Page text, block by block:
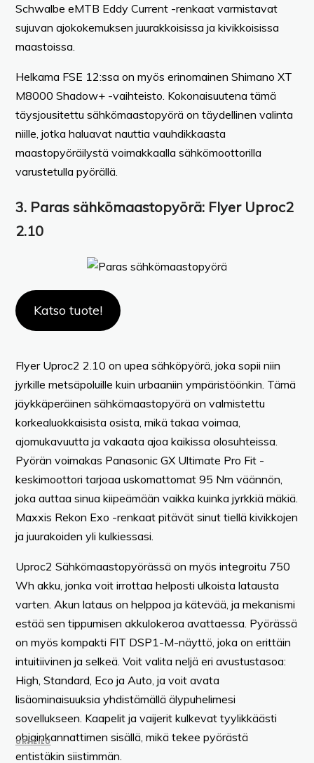
URHEILU
Schwalbe eMTB Eddy Current -renkaat varmistavat
sujuvan ajokokemuksen juurakkoisissa ja kivikkoisissa
maastoissa.
Helkama FSE 12:ssa on myös erinomainen Shimano XT
M8000 Shadow+ -vaihteisto. Kokonaisuutena tämä
täysjousitettu sähkömaastopyörä on täydellinen valinta
niille, jotka haluavat nauttia vauhdikkaasta
maastopyöräilystä voimakkaalla sähkömoottorilla
varustetulla pyörällä.
3. Paras sähkömaastopyörä: Flyer Uproc2
2.10
Katso tuote!
Flyer Uproc2 2.10 on upea sähköpyörä, joka sopii niin
jyrkille metsäpoluille kuin urbaaniin ympäristöönkin. Tämä
jäykkäperäinen sähkömaastopyörä on valmistettu
korkealuokkaisista osista, mikä takaa voimaa,
ajomukavuutta ja vakaata ajoa kaikissa olosuhteissa.
Pyörän voimakas Panasonic GX Ultimate Pro Fit -
keskimoottori tarjoaa uskomattomat 95 Nm väännön,
joka auttaa sinua kiipeämään vaikka kuinka jyrkkiä mäkiä.
Maxxis Rekon Exo -renkaat pitävät sinut tiellä kivikkojen
ja juurakoiden yli kulkiessasi.
Uproc2 Sähkömaastopyörässä on myös integroitu 750
Wh akku, jonka voit irrottaa helposti ulkoista latausta
varten. Akun lataus on helppoa ja kätevää, ja mekanismi
estää sen tippumisen akkulokeroa avattaessa. Pyörässä
on myös kompakti FIT DSP1-M-näyttö, joka on erittäin
intuitiivinen ja selkeä. Voit valita neljä eri avustustasoa:
High, Standard, Eco ja Auto, ja voit avata
lisäominaisuuksia yhdistämällä älypuhelimesi
sovellukseen. Kaapelit ja vaijerit kulkevat tyylikkäästi
ohjainkannattimen sisällä, mikä tekee pyörästä
entistäkin siistimmän.